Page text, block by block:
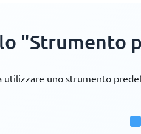
"Strumento
uno strumento